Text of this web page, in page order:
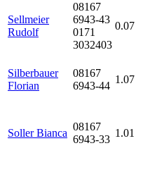
Sellmeier
Rudolf
08167
6943-43
0171
3032403
0.07
Silberbauer
Florian
08167
6943-44
1.07
Soller Bianca
08167
6943-33
1.01